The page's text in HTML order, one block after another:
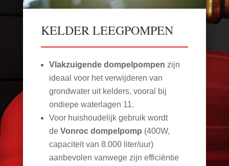
KELDER LEEGPOMPEN
Vlakzuigende dompelpompen zijn
ideaal voor het verwijderen van
grondwater uit kelders, vooral bij
ondiepe waterlagen 11.
Voor huishoudelijk gebruik wordt
de Vonroc dompelpomp (400W,
capaciteit van 8.000 liter/uur)
aanbevolen vanwege zijn efficiëntie